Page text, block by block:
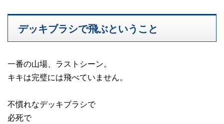
デッキブラシで飛ぶということ
一番の山場、ラストシーン。
キキは完璧には飛べていません。
不慣れなデッキブラシで
必死で